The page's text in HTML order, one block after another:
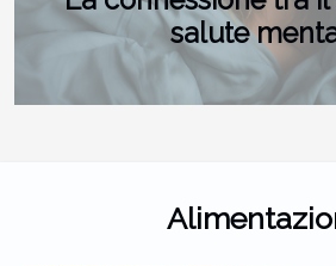
salute